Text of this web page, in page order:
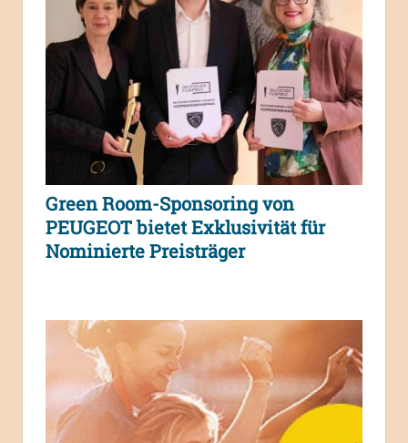
Green Room-Sponsoring von
PEUGEOT bietet Exklusivität für
Nominierte Preisträger